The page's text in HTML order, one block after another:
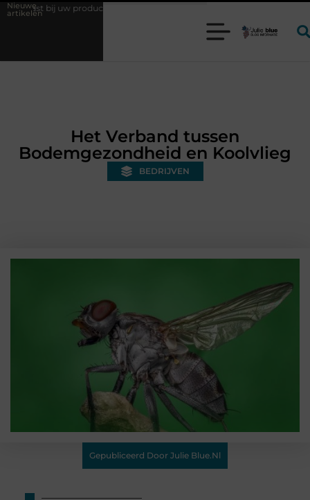
Nieuwe
artikelen Wat is een bonded warehouse in Nederland en
Het Verband tussen
Bodemgezondheid en Koolvlieg
BEDRIJVEN
Gepubliceerd Door Julie Blue.nl